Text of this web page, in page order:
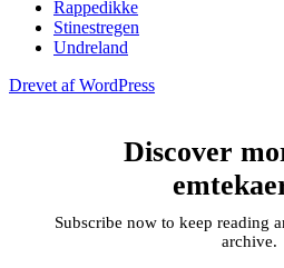
Rappedikke
Stinestregen
Undreland
Drevet af WordPress
Discover
Subscribe now to keep reading
archive.